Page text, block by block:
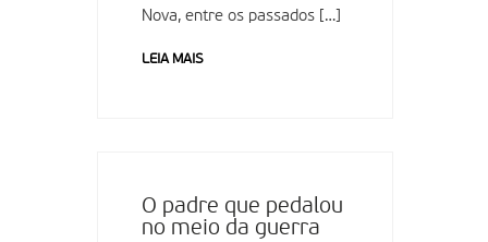
Nova, entre os passados […]
LEIA MAIS
O padre que pedalou
no meio da guerra